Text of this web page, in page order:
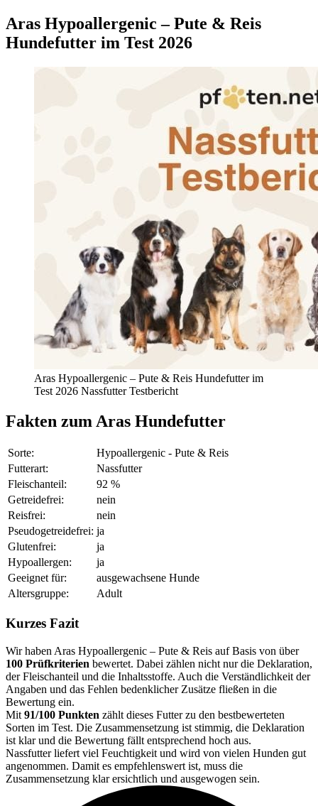
Aras Hypoallergenic – Pute & Reis
Hundefutter im Test 2026
Aras Hypoallergenic – Pute & Reis Hundefutter im
Test 2026 Nassfutter Testbericht
Fakten zum Aras Hundefutter
Sorte:
Hypoallergenic - Pute & Reis
Futterart:
Nassfutter
Fleischanteil:
92 %
Getreidefrei:
nein
Reisfrei:
nein
Pseudogetreidefrei: ja
Glutenfrei:
ja
Hypoallergen:
ja
Geeignet für:
ausgewachsene Hunde
Altersgruppe:
Adult
Kurzes Fazit
Wir haben Aras Hypoallergenic – Pute & Reis auf Basis von über
100 Prüfkriterien bewertet. Dabei zählen nicht nur die Deklaration,
der Fleischanteil und die Inhaltsstoffe. Auch die Verständlichkeit der
Angaben und das Fehlen bedenklicher Zusätze fließen in die
Bewertung ein.
Mit 91/100 Punkten zählt dieses Futter zu den bestbewerteten
Sorten im Test. Die Zusammensetzung ist stimmig, die Deklaration
ist klar und die Bewertung fällt entsprechend hoch aus.
Nassfutter liefert viel Feuchtigkeit und wird von vielen Hunden gut
angenommen. Damit es empfehlenswert ist, muss die
Zusammensetzung klar ersichtlich und ausgewogen sein.